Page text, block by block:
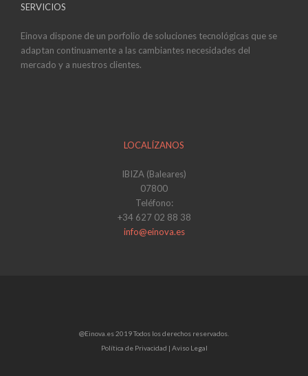
SERVICIOS
Einova dispone de un porfolio de soluciones tecnológicas que se
adaptan continuamente a las cambiantes necesidades del
mercado y a nuestros clientes.
LOCALÍZANOS
IBIZA (Baleares)
07800
Teléfono:
+34 627 02 88 38
info@einova.es
@Einova.es 2019 Todos los derechos reservados.
Política de Privacidad | Aviso Legal